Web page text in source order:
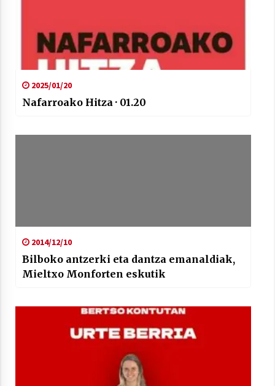
2025/01/20
Nafarroako Hitza · 01.20
2014/12/10
Bilboko antzerki eta dantza emanaldiak,
Mieltxo Monforten eskutik